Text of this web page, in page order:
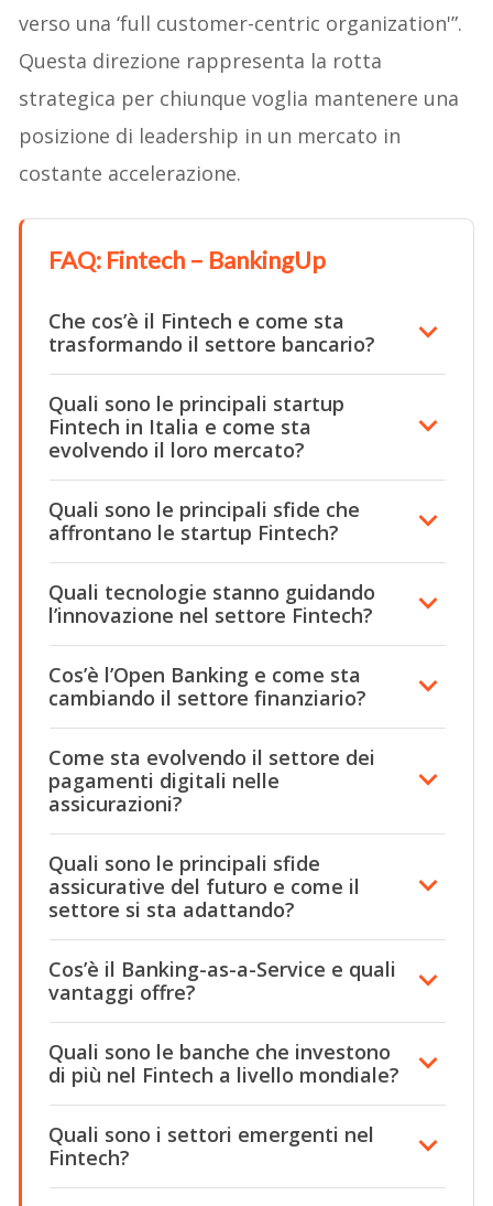
verso una ‘full customer-centric organization'”.
Questa direzione rappresenta la rotta
strategica per chiunque voglia mantenere una
posizione di leadership in un mercato in
costante accelerazione.
FAQ: Fintech – BankingUp
Che cos’è il Fintech e come sta
trasformando il settore bancario?
Quali sono le principali startup
Fintech in Italia e come sta
evolvendo il loro mercato?
Quali sono le principali sfide che
affrontano le startup Fintech?
Quali tecnologie stanno guidando
l’innovazione nel settore Fintech?
Cos’è l’Open Banking e come sta
cambiando il settore finanziario?
Come sta evolvendo il settore dei
pagamenti digitali nelle
assicurazioni?
Quali sono le principali sfide
assicurative del futuro e come il
settore si sta adattando?
Cos’è il Banking-as-a-Service e quali
vantaggi offre?
Quali sono le banche che investono
di più nel Fintech a livello mondiale?
Quali sono i settori emergenti nel
Fintech?